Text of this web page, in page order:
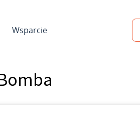
Wsparcie